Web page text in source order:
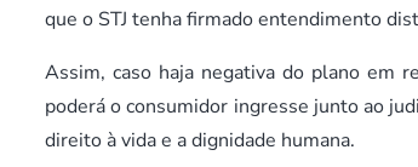
que o STJ tenha firmado entendimento
Assim, caso haja negativa do plano em
poderá o consumidor ingresse junto ao
direito à vida e a dignidade humana.